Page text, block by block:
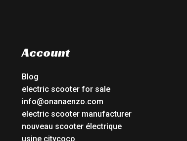
Account
Blog
electric scooter for sale
info@onanaenzo.com
electric scooter manufacturer
nouveau scooter électrique
usine citycoco